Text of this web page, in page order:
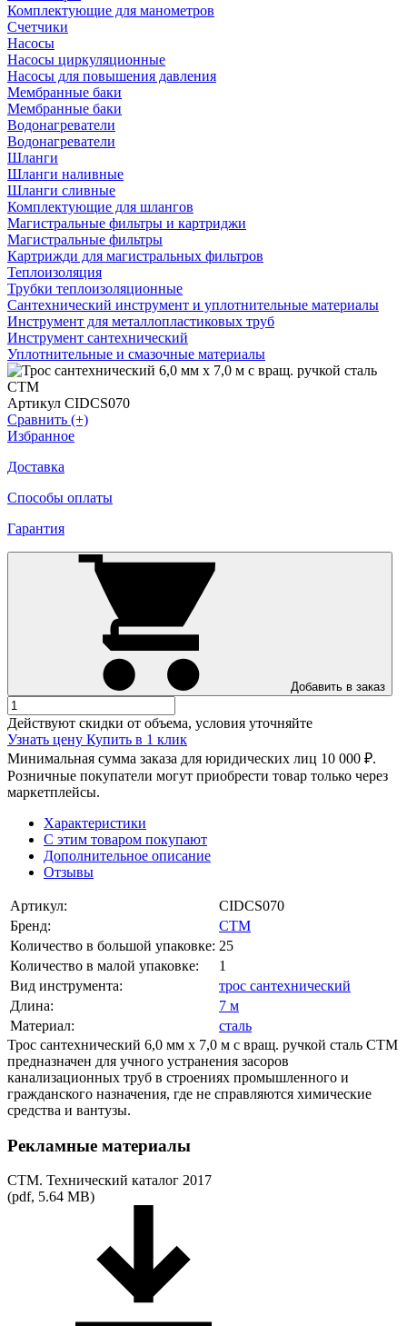
Комплектующие для манометров
Счетчики
Насосы
Насосы циркуляционные
Насосы для повышения давления
Мембранные баки
Мембранные баки
Водонагреватели
Водонагреватели
Шланги
Шланги наливные
Шланги сливные
Комплектующие для шлангов
Магистральные фильтры и картриджи
Магистральные фильтры
Картрижди для магистральных фильтров
Теплоизоляция
Трубки теплоизоляционные
Сантехнический инструмент и уплотнительные материалы
Инструмент для металлопластиковых труб
Инструмент сантехнический
Уплотнительные и смазочные материалы
Артикул CIDCS070
Сравнить (+)
Избранное
Доставка
Способы оплаты
Гарантия
Добавить в заказ
Действуют скидки от объема, условия уточняйте
Узнать цену Купить в 1 клик
Минимальная сумма заказа для юридических лиц 10 000 ₽.
Розничные покупатели могут приобрести товар только через
маркетплейсы.
Характеристики
С этим товаром покупают
Дополнительное описание
Отзывы
Артикул:
CIDCS070
Бренд:
СТМ
Количество в большой упаковке: 25
Количество в малой упаковке:
1
Вид инструмента:
трос сантехнический
Длина:
7 м
Материал:
сталь
Трос сантехнический 6,0 мм х 7,0 м с вращ. ручкой сталь CTM
предназначен для учного устранения засоров
канализационных труб в строениях промышленного и
гражданского назначения, где не справляются химические
средства и вантузы.
Рекламные материалы
СТМ. Технический каталог 2017
(pdf, 5.64 MB)